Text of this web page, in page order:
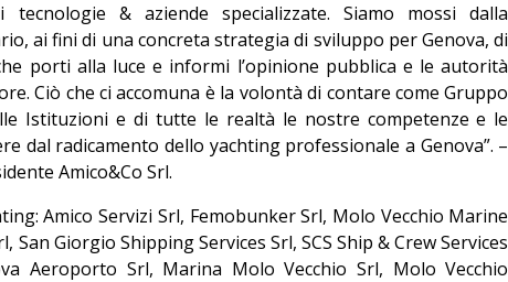
& aziende specializzate. Siamo mossi dalla
ai fini di una concreta strategia di sviluppo per Genova, di
porti alla luce e informi l’opinione pubblica e le autorità
Ciò che ci accomuna è la volontà di contare come Gruppo
Istituzioni e di tutte le realtà le nostre competenze e le
dal radicamento dello yachting professionale a Genova”. –
Amico&Co Srl.
Amico Servizi Srl, Femobunker Srl, Molo Vecchio Marine
San Giorgio Shipping Services Srl, SCS Ship & Crew Services
Aeroporto Srl, Marina Molo Vecchio Srl, Molo Vecchio